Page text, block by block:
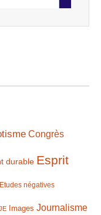
Congrès
durable Esprit
Etudes négatives
Images Journalisme